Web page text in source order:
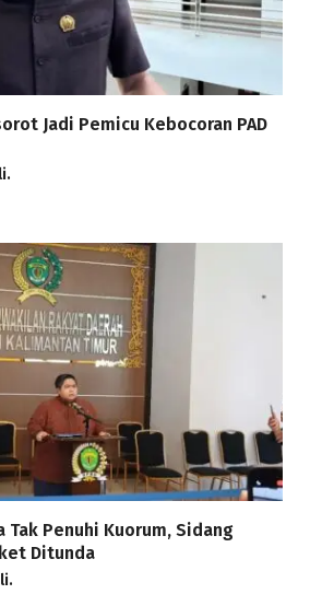
Jadi Pemicu Kebocoran PAD
Tak Penuhi Kuorum, Sidang
Ditunda